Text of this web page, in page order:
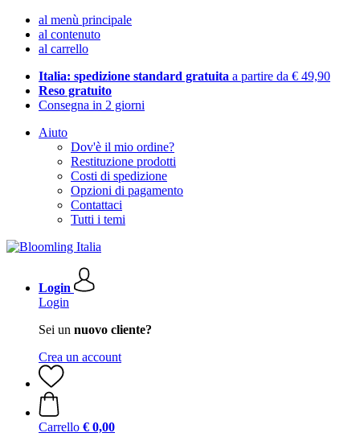
al menù principale
al contenuto
al carrello
Italia: spedizione standard gratuita a partire da € 49,90
Reso gratuito
Consegna in 2 giorni
Aiuto
Dov'è il mio ordine?
Restituzione prodotti
Costi di spedizione
Opzioni di pagamento
Contattaci
Tutti i temi
Login
Login
Sei un nuovo cliente?
Crea un account
Carrello € 0,00